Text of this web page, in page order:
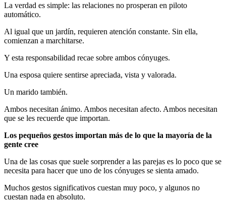
La verdad es simple: las relaciones no prosperan en piloto
automático.
Al igual que un jardín, requieren atención constante. Sin ella,
comienzan a marchitarse.
Y esta responsabilidad recae sobre ambos cónyuges.
Una esposa quiere sentirse apreciada, vista y valorada.
Un marido también.
Ambos necesitan ánimo. Ambos necesitan afecto. Ambos necesitan
que se les recuerde que importan.
Los pequeños gestos importan más de lo que la mayoría de la
gente cree
Una de las cosas que suele sorprender a las parejas es lo poco que se
necesita para hacer que uno de los cónyuges se sienta amado.
Muchos gestos significativos cuestan muy poco, y algunos no
cuestan nada en absoluto.